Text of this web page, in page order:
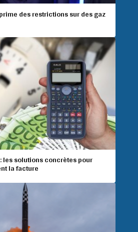
des restrictions sur des gaz
les solutions concrètes pour
la facture